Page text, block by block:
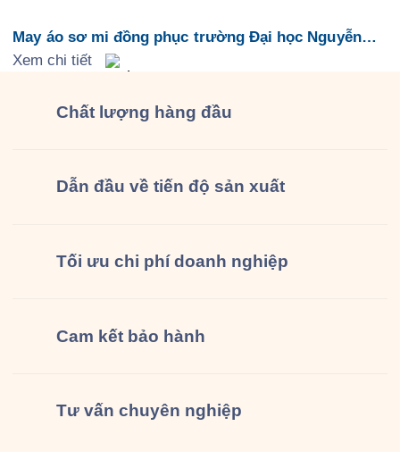
May áo sơ mi đồng phục trường Đại học Nguyễn
Tất Thành
Xem chi tiết
Chất lượng hàng đầu
Dẫn đầu về tiến độ sản xuất
Tối ưu chi phí doanh nghiệp
Cam kết bảo hành
Tư vấn chuyên nghiệp